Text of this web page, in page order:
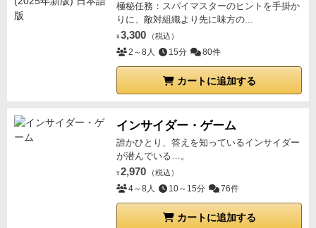
極秘任務：スパイマスターのヒントを手掛か
りに、敵対組織より先に味方の...
¥ 3,300 （税込）
2～8人 15分 80件
カートに追加する
インサイダー・ゲーム
誰かひとり、答えを知っているインサイダー
が潜んでいる…。
¥ 2,970 （税込）
4～8人 10～15分 76件
カートに追加する